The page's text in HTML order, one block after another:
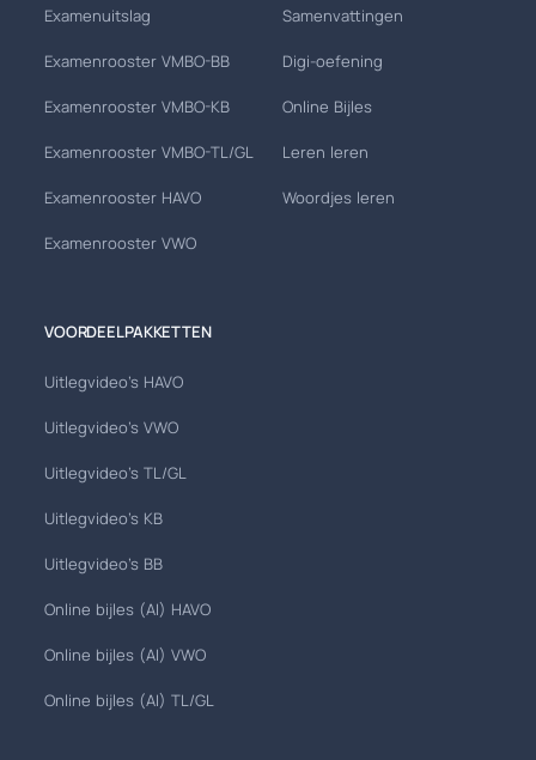
Examenuitslag
Examenrooster VMBO-BB
Examenrooster VMBO-KB
Examenrooster VMBO-TL/GL
Examenrooster HAVO
Examenrooster VWO
Samenvattingen
Digi-oefening
Online Bijles
Leren leren
Woordjes leren
VOORDEELPAKKETTEN
Uitlegvideo's HAVO
Uitlegvideo's VWO
Uitlegvideo's TL/GL
Uitlegvideo's KB
Uitlegvideo's BB
Online bijles (AI) HAVO
Online bijles (AI) VWO
Online bijles (AI) TL/GL